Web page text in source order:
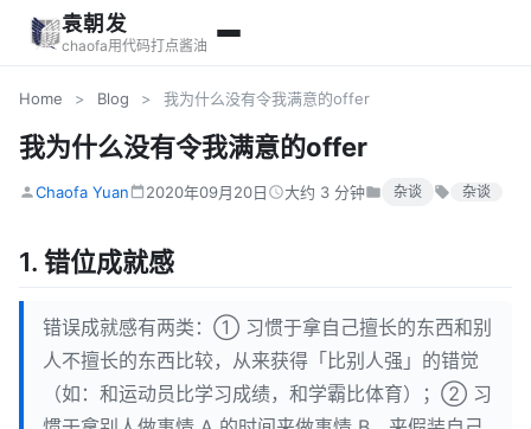
袁朝发
chaofa用代码打点酱油
Home > Blog > 我为什么没有令我满意的offer
我为什么没有令我满意的offer
Chaofa Yuan 2020年09月20日 大约 3 分钟 杂谈 杂谈
1. 错位成就感
错误成就感有两类：① 习惯于拿自己擅长的东西和别
人不擅长的东西比较，从来获得「比别人强」的错觉
（如：和运动员比学习成绩，和学霸比体育）；② 习